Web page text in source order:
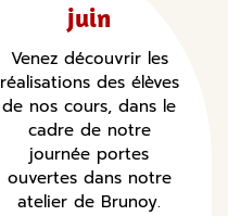
juin
Venez découvrir les
réalisations des élèves
de nos cours, dans le
cadre de notre
journée portes
ouvertes dans notre
atelier de Brunoy.